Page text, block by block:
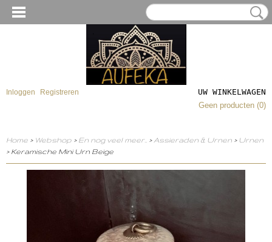
Inloggen Registreren
UW WINKELWAGEN
Geen producten (0)
Home > Webshop > En nog veel meer.. > Assieraden & Urnen > Urnen
> Keramische Mini Urn Beige